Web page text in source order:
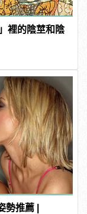
裡的陰莖和陰
推薦 |